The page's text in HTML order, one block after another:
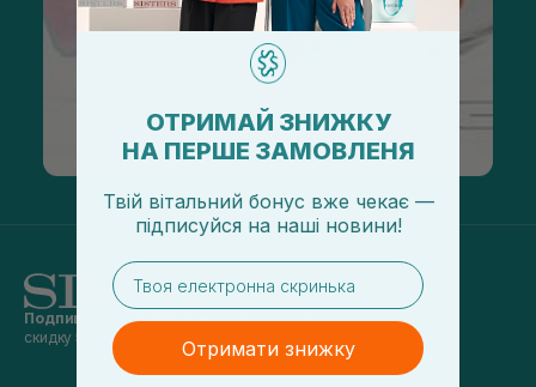
Подпишись на наши новостии получай
скидку 5% на первый заказ
ОТРИМАЙ ЗНИЖКУ
НА ПЕРШЕ ЗАМОВЛЕНЯ
Твій вітальний бонус вже чекає —
підписуйся на наші новини!
email
Отримати знижку